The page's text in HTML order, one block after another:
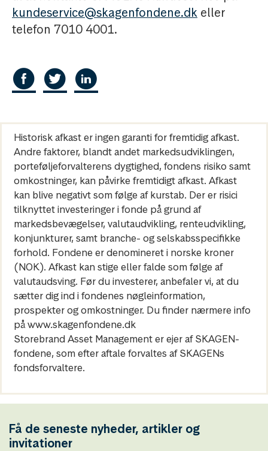
kundeservice@skagenfondene.dk eller
telefon 7010 4001.
Historisk afkast er ingen garanti for fremtidig afkast.
Andre faktorer, blandt andet markedsudviklingen,
porteføljeforvalterens dygtighed, fondens risiko samt
omkostninger, kan påvirke fremtidigt afkast. Afkast
kan blive negativt som følge af kurstab. Der er risici
tilknyttet investeringer i fonde på grund af
markedsbevægelser, valutaudvikling, renteudvikling,
konjunkturer, samt branche- og selskabsspecifikke
forhold. Fondene er denomineret i norske kroner
(NOK). Afkast kan stige eller falde som følge af
valutaudsving. Før du investerer, anbefaler vi, at du
sætter dig ind i fondenes nøgleinformation,
prospekter og omkostninger. Du finder nærmere info
på www.skagenfondene.dk
Storebrand Asset Management er ejer af SKAGEN-
fondene, som efter aftale forvaltes af SKAGENs
fondsforvaltere.
Få de seneste nyheder, artikler og
invitationer